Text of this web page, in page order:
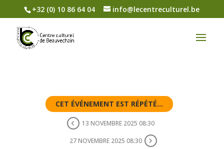
+32 (0) 10 86 64 04 info@lecentreculturel.be
CET ÉVÉNEMENT EST RÉPÉTÉ...
13 NOVEMBRE 2025 08:30
27 NOVEMBRE 2025 08:30